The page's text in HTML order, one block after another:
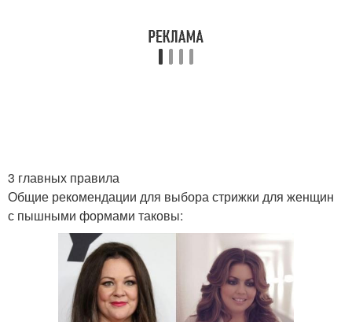
3 главных правила
Общие рекомендации для выбора стрижки для женщин
с пышными формами таковы: